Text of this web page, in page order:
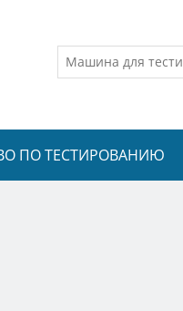
ПО ТЕСТИРОВАНИЮ